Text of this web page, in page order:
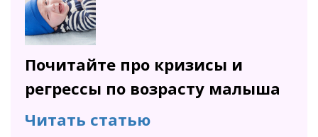
Почитайте про кризисы и
регрессы по возрасту малыша
Читать статью